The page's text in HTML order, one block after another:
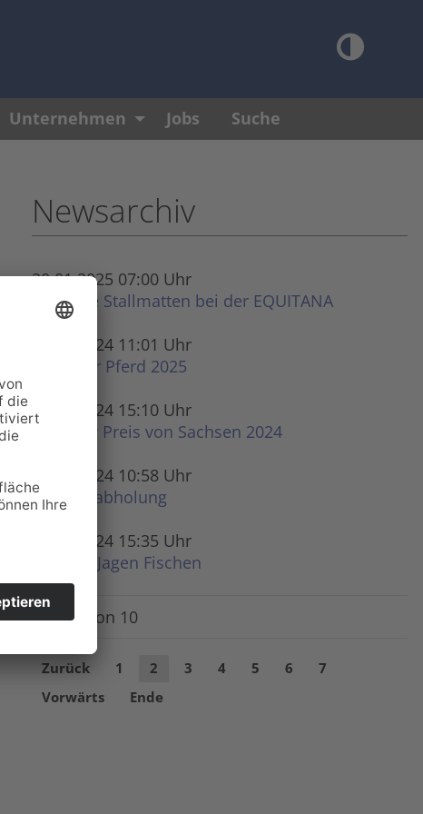
Unternehmen Jobs Suche
Newsarchiv
20.01.2025 07:00 Uhr
Unsere Stall­matten bei der EQUITANA
10.12.2024 11:01 Uhr
Partner Pferd 2025
23.10.2024 15:10 Uhr
Großer Preis von Sachsen 2024
13.08.2024 10:58 Uhr
Warenabholung
13.02.2024 15:35 Uhr
Reiten Jagen Fischen
Seite 2 von 10
Zurück 1 2 3 4 5 6
7
Vorwärts
Ende